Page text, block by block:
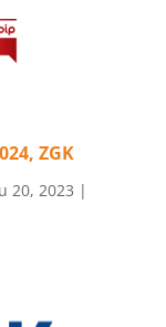
ZGK
20, 2023 |